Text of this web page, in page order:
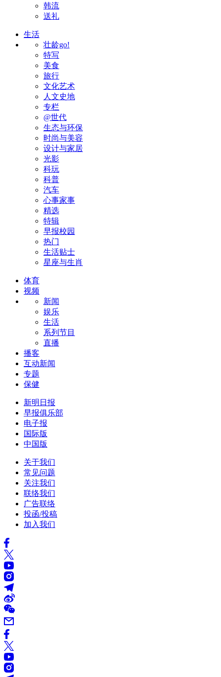
韩流
送礼
生活
壮龄go!
特写
美食
旅行
文化艺术
人文史地
专栏
@世代
生态与环保
时尚与美容
设计与家居
光影
科玩
科普
汽车
心事家事
精选
特辑
早报校园
热门
生活贴士
星座与生肖
体育
视频
新闻
娱乐
生活
系列节目
直播
播客
互动新闻
专题
保健
新明日报
早报俱乐部
电子报
国际版
中国版
关于我们
常见问题
关注我们
联络我们
广告联络
投函/投稿
加入我们